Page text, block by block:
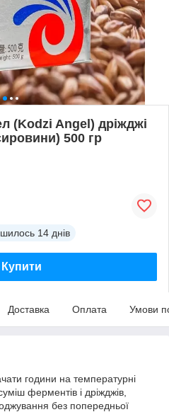
(Kodzi Angel) дріжджі
500 гр
14 днів
Купити
Доставка Оплата Умови
години на температурні
ферментів і дріжджів,
без попередньої